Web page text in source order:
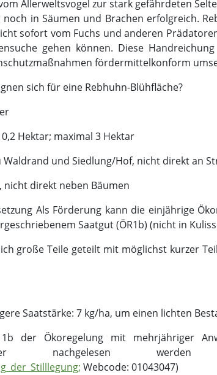
Allerweltsvogel zur stark gefährdeten
in Säumen und Brachen erfolgreich.
sofort vom Fuchs und anderen
gehen können. Diese
fördermittelkonform
sich für eine Rebhuhn-Blühfläche?
Hektar; maximal 3 Hektar
Waldrand und Siedlung/Hof, nicht direkt an
nicht direkt neben Bäumen
Als Förderung kann die einjährige
Saatgut (ÖR1b) (nicht in
große Teile geteilt mit möglichst kurzer
Saatstärke: 7 kg/ha, um einen lichten
der Ökoregelung mit mehrjähriger
nachgelesen
Webcode: 01043047)